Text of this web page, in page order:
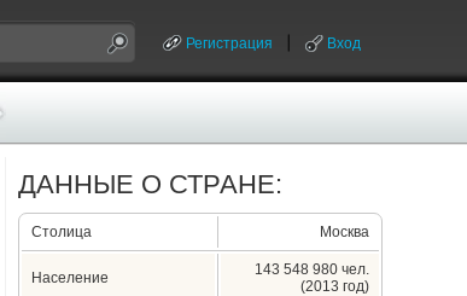
Регистрация Вход
ДАННЫЕ О СТРАНЕ:
Столица Москва
Население
143 548 980 чел.
(2013 год)